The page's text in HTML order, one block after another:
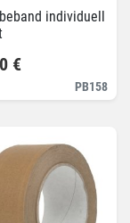
individuell
PB158
€